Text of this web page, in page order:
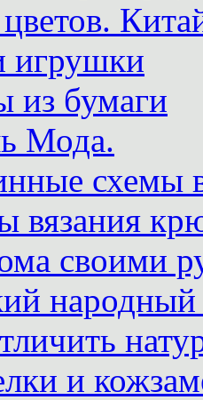
игрушки
из бумаги
Мода.
схемы
вязания
своими
и